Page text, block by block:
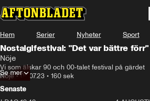
Hem Serier Nyheter Sport
Nostalgifestival: "Det var bättre förr"
Nöje
Vi som älskar 90 och 00-talet festival på gärdet
Nöje•08.07.23 • 160 sek
Se mer
Senaste